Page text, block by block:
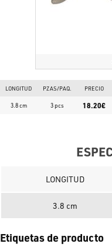
LONGITUD PZAS/PAQ. PRECIO
3.8 cm 3 pcs 18.20€
LONGITUD
3.8 cm
Etiquetas de producto